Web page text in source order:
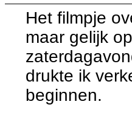
Het filmpje
maar gelijk
drukte ik
beginnen.